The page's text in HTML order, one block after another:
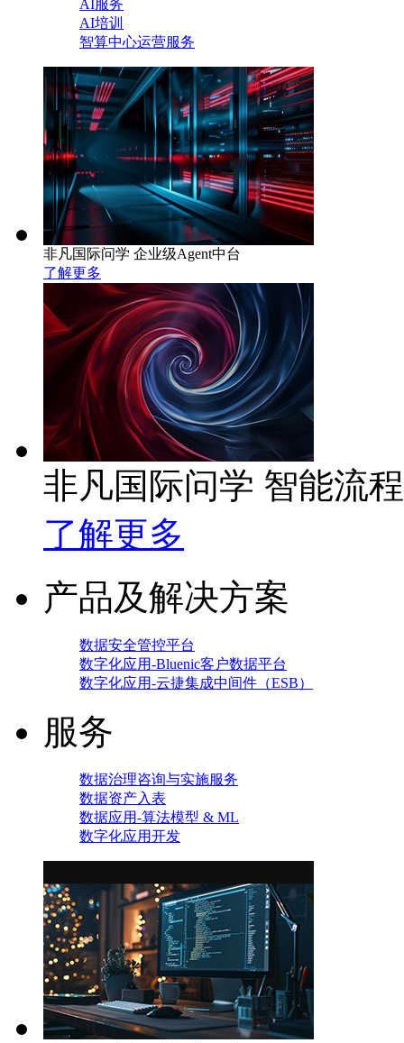
AI服务
AI培训
智算中心运营服务
非凡国际问学 企业级Agent中台
了解更多
非凡国际问学 智能流
了解更多
产品及解决方案
数据安全管控平台
数字化应用-Bluenic客户数据平台
数字化应用-云捷集成中间件（ESB）
服务
数据治理咨询与实施服务
数据资产入表
数据应用-算法模型 & ML
数字化应用开发